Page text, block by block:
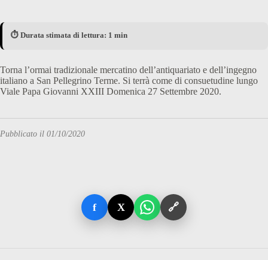
⏱️ Durata stimata di lettura: 1 min
Torna l’ormai tradizionale mercatino dell’antiquariato e dell’ingegno
italiano a San Pellegrino Terme. Si terrà come di consuetudine lungo
Viale Papa Giovanni XXIII Domenica 27 Settembre 2020.
Pubblicato il 01/10/2020
f X 🔗